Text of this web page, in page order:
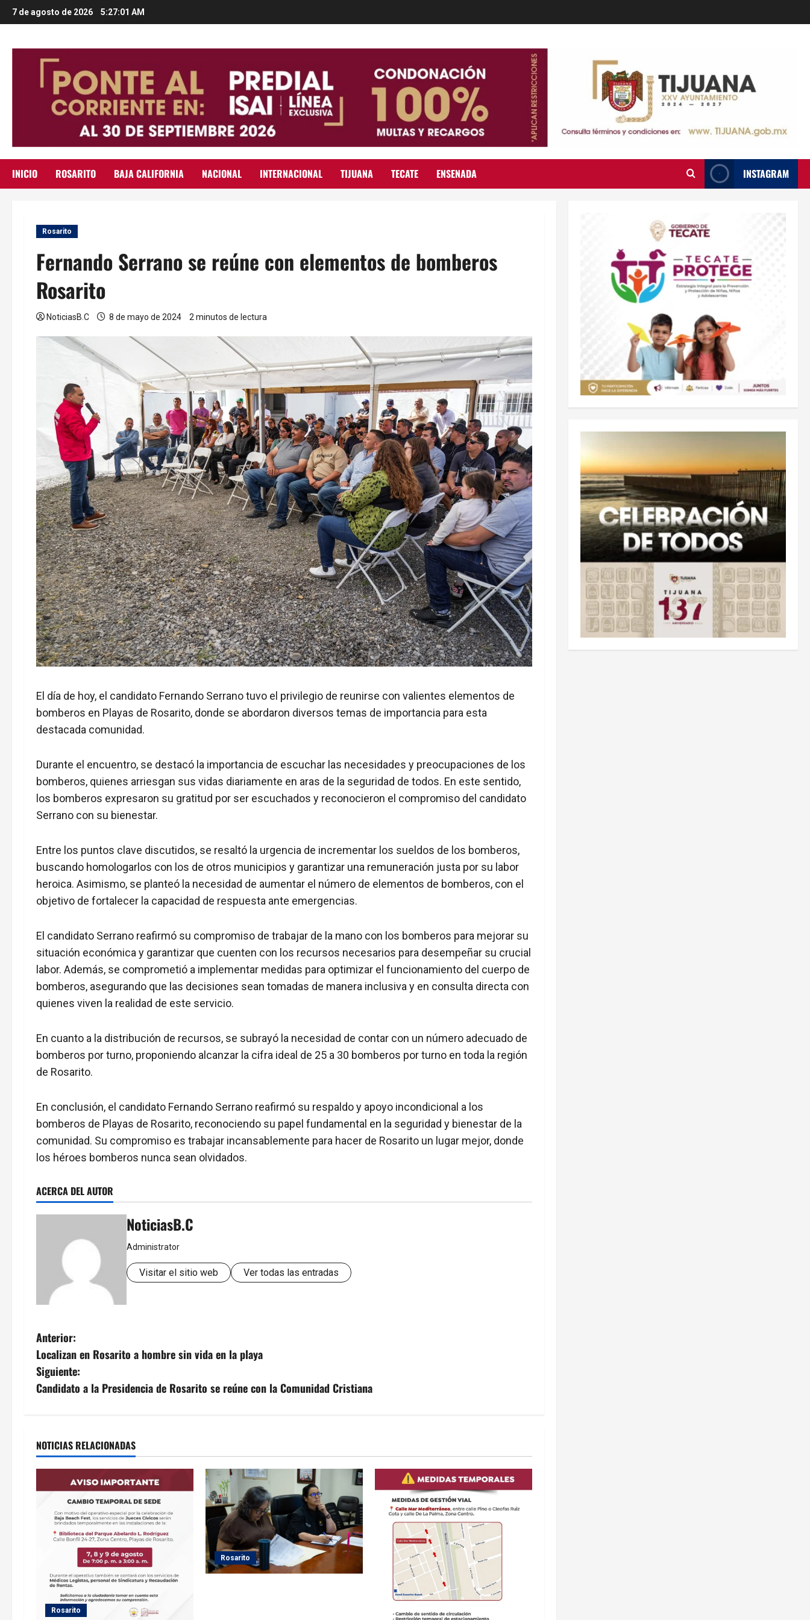
Saltar
al
7 de agosto de 2026 5:27:03 AM
INICIO ROSARITO BAJA CALIFORNIA NACIONAL INTERNACIONAL TIJUANA TECATE ENSENADA INSTAGRAM
Rosarito
Fernando Serrano se reúne con elementos de bomberos
Rosarito
NoticiasB.C 8 de mayo de 2024 2 minutos de lectura
El día de hoy, el candidato Fernando Serrano tuvo el privilegio de reunirse con valientes elementos de
bomberos en Playas de Rosarito, donde se abordaron diversos temas de importancia para esta
destacada comunidad.
Durante el encuentro, se destacó la importancia de escuchar las necesidades y preocupaciones de los
bomberos, quienes arriesgan sus vidas diariamente en aras de la seguridad de todos. En este sentido,
los bomberos expresaron su gratitud por ser escuchados y reconocieron el compromiso del candidato
Serrano con su bienestar.
Entre los puntos clave discutidos, se resaltó la urgencia de incrementar los sueldos de los bomberos,
buscando homologarlos con los de otros municipios y garantizar una remuneración justa por su labor
heroica. Asimismo, se planteó la necesidad de aumentar el número de elementos de bomberos, con el
objetivo de fortalecer la capacidad de respuesta ante emergencias.
El candidato Serrano reafirmó su compromiso de trabajar de la mano con los bomberos para mejorar su
situación económica y garantizar que cuenten con los recursos necesarios para desempeñar su crucial
labor. Además, se comprometió a implementar medidas para optimizar el funcionamiento del cuerpo de
bomberos, asegurando que las decisiones sean tomadas de manera inclusiva y en consulta directa con
quienes viven la realidad de este servicio.
En cuanto a la distribución de recursos, se subrayó la necesidad de contar con un número adecuado de
bomberos por turno, proponiendo alcanzar la cifra ideal de 25 a 30 bomberos por turno en toda la región
de Rosarito.
En conclusión, el candidato Fernando Serrano reafirmó su respaldo y apoyo incondicional a los
bomberos de Playas de Rosarito, reconociendo su papel fundamental en la seguridad y bienestar de la
comunidad. Su compromiso es trabajar incansablemente para hacer de Rosarito un lugar mejor, donde
los héroes bomberos nunca sean olvidados.
ACERCA DEL AUTOR
NoticiasB.C
Administrator
Visitar el sitio web Ver todas las entradas
N
a
v
g
a
c
Anterior:
Localizan en Rosarito a hombre sin vida en la playa
Siguiente:
Candidato a la Presidencia de Rosarito se reúne con la Comunidad Cristiana
NOTICIAS RELACIONADAS
Rosarito
Rosarito